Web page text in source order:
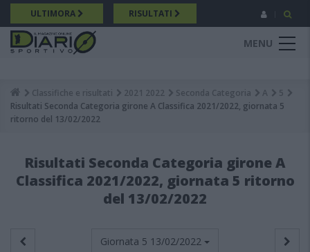
Salta
al
contenuto
principale
ULTIMORA RISULTATI
MENU
Breadcrumb
Classifiche e risultati 2021 2022 Seconda Categoria A
5
Risultati Seconda Categoria girone A Classifica 2021/2022, giornata 5
ritorno del 13/02/2022
Risultati Seconda Categoria girone A
Classifica 2021/2022, giornata 5 ritorno
del 13/02/2022
Giornata 5 13/02/2022